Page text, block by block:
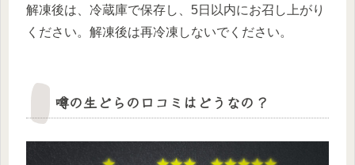
解凍後は、冷蔵庫で保存し、5日以内にお召し上がり
ください。解凍後は再冷凍しないでください。
噂の生どらの口コミはどうなの？